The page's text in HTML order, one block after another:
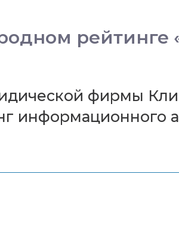
рейтинге
фирмы
информационного